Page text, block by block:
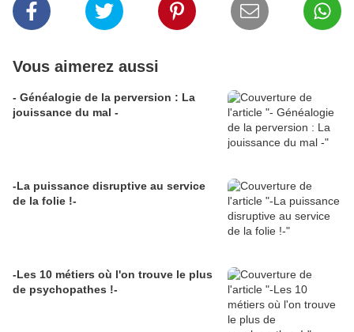
Vous aimerez aussi
- Généalogie de la perversion : La
jouissance du mal -
-La puissance disruptive au service
de la folie !-
-Les 10 métiers où l'on trouve le plus
de psychopathes !-